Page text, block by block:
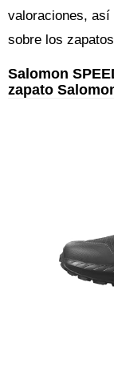
valoraciones, así
sobre los
Salomon
zapato